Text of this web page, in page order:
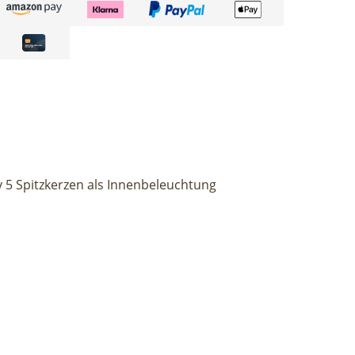
Spitzkerzen als Innenbeleuchtung